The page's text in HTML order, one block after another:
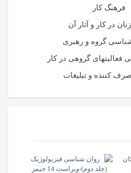
فرهنگ کار
در کار و آثار آن
شناسی گروه و رهبری
گروهی در کار
کننده و تبلیغات